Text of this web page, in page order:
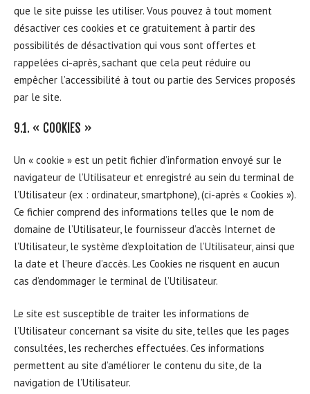
que le site puisse les utiliser. Vous pouvez à tout moment
désactiver ces cookies et ce gratuitement à partir des
possibilités de désactivation qui vous sont offertes et
rappelées ci-après, sachant que cela peut réduire ou
empêcher l’accessibilité à tout ou partie des Services proposés
par le site.
9.1. « COOKIES »
Un « cookie » est un petit fichier d’information envoyé sur le
navigateur de l’Utilisateur et enregistré au sein du terminal de
l’Utilisateur (ex : ordinateur, smartphone), (ci-après « Cookies »).
Ce fichier comprend des informations telles que le nom de
domaine de l’Utilisateur, le fournisseur d’accès Internet de
l’Utilisateur, le système d’exploitation de l’Utilisateur, ainsi que
la date et l’heure d’accès. Les Cookies ne risquent en aucun
cas d’endommager le terminal de l’Utilisateur.
Le site est susceptible de traiter les informations de
l’Utilisateur concernant sa visite du site, telles que les pages
consultées, les recherches effectuées. Ces informations
permettent au site d’améliorer le contenu du site, de la
navigation de l’Utilisateur.